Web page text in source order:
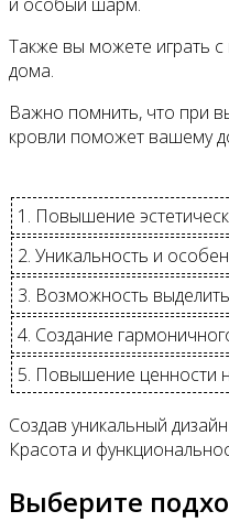
Также вы можете играть
дома.
Важно помнить, что при
кровли поможет вашему
1. Повышение
2. Уникальность и
3. Возможность
4. Создание
5. Повышение ценности
Создав уникальный
Красота и
Выберите